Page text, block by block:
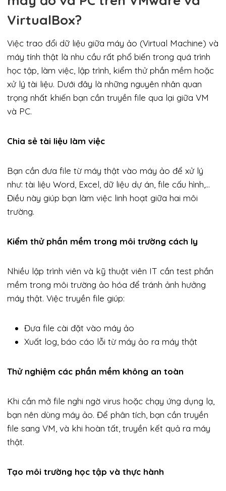
VirtualBox?
Việc trao đổi dữ liệu giữa máy ảo (Virtual Machine) và
máy tính thật là nhu cầu rất phổ biến trong quá trình
học tập, làm việc, lập trình, kiểm thử phần mềm hoặc
xử lý tài liệu. Dưới đây là những nguyên nhân quan
trọng nhất khiến bạn cần truyền file qua lại giữa VM
và PC.
Chia sẻ tài liệu làm việc
Bạn cần đưa file từ máy thật vào máy ảo để xử lý
như: tài liệu Word, Excel, dữ liệu dự án, file cấu hình,…
Điều này giúp bạn làm việc linh hoạt giữa hai môi
trường.
Kiểm thử phần mềm trong môi trường cách ly
Nhiều lập trình viên và kỹ thuật viên IT cần test phần
mềm trong môi trường ảo hóa để tránh ảnh hưởng
máy thật. Việc truyền file giúp:
Đưa file cài đặt vào máy ảo
Xuất log, báo cáo lỗi từ máy ảo ra máy thật
Thử nghiệm các phần mềm không an toàn
Khi cần mở file nghi ngờ virus hoặc chạy ứng dụng lạ,
bạn nên dùng máy ảo. Để phân tích, bạn cần truyền
file sang VM, và khi hoàn tất, truyền kết quả ra máy
thật.
Tạo môi trường học tập và thực hành